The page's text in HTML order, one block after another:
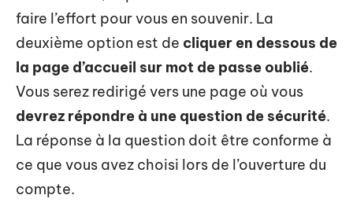
faire l’effort pour vous en souvenir. La
deuxième option est de cliquer en dessous de
la page d’accueil sur mot de passe oublié.
Vous serez redirigé vers une page où vous
devrez répondre à une question de sécurité.
La réponse à la question doit être conforme à
ce que vous avez choisi lors de l’ouverture du
compte.